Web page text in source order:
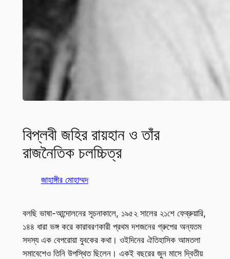
বিপ্লবী জহির রায়হান ও তাঁর
রাজনৈতিক চলচ্চিত্র
জাহাঙ্গীর মোহাম্মদ
বলছি ভাষা-আন্দোলনের সূচনাকালে, ১৯৫২ সালের ২১শে ফেব্রুয়ারি,
১৪৪ ধারা ভঙ্গ করে কারাবরণকারী প্রথম দশজনের গ্রুপের অন্যতম
সদস্য এক বেপরোয়া যুবকের কথা। ওইদিনের ঐতিহাসিক আমতলা
সমাবেশেও তিনি উপস্থিত ছিলেন। একই বছরের জুন মাসে দ্বিতীয়